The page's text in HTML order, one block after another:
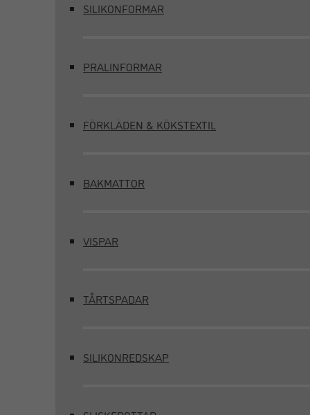
SILIKONFORMAR
PRALINFORMAR
FÖRKLÄDEN & KÖKSTEXTIL
BAKMATTOR
VISPAR
TÅRTSPADAR
SILIKONREDSKAP